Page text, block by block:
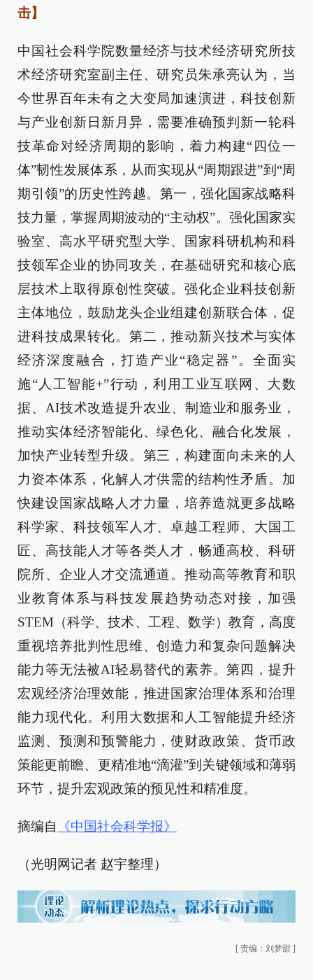
击】
中国社会科学院数量经济与技术经济研究所技
术经济研究室副主任、研究员朱承亮认为，当
今世界百年未有之大变局加速演进，科技创新
与产业创新日新月异，需要准确预判新一轮科
技革命对经济周期的影响，着力构建“四位一
体”韧性发展体系，从而实现从“周期跟进”到“周
期引领”的历史性跨越。第一，强化国家战略科
技力量，掌握周期波动的“主动权”。强化国家实
验室、高水平研究型大学、国家科研机构和科
技领军企业的协同攻关，在基础研究和核心底
层技术上取得原创性突破。强化企业科技创新
主体地位，鼓励龙头企业组建创新联合体，促
进科技成果转化。第二，推动新兴技术与实体
经济深度融合，打造产业“稳定器”。全面实
施“人工智能+”行动，利用工业互联网、大数
据、AI技术改造提升农业、制造业和服务业，
推动实体经济智能化、绿色化、融合化发展，
加快产业转型升级。第三，构建面向未来的人
力资本体系，化解人才供需的结构性矛盾。加
快建设国家战略人才力量，培养造就更多战略
科学家、科技领军人才、卓越工程师、大国工
匠、高技能人才等各类人才，畅通高校、科研
院所、企业人才交流通道。推动高等教育和职
业教育体系与科技发展趋势动态对接，加强
STEM（科学、技术、工程、数学）教育，高度
重视培养批判性思维、创造力和复杂问题解决
能力等无法被AI轻易替代的素养。第四，提升
宏观经济治理效能，推进国家治理体系和治理
能力现代化。利用大数据和人工智能提升经济
监测、预测和预警能力，使财政政策、货币政
策能更前瞻、更精准地“滴灌”到关键领域和薄弱
环节，提升宏观政策的预见性和精准度。
摘编自 《中国社会科学报》
（光明网记者 赵宇整理）
[ 责编：刘梦甜 ]